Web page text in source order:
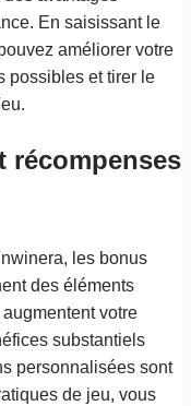
En saisissant le
améliorer votre
possibles et tirer le
récompenses
les bonus
des éléments
votre
substantiels
personnalisées sont
de jeu, vous